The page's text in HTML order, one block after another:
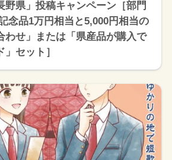
野県」投稿キャンペーン［部門
念品1万円相当と5,000円相当の
わせ」または「県産品が購入で
セット］